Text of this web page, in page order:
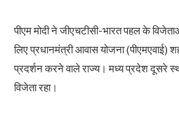
पीएम मोदी ने जीएचटीसी-भारत पहल के
लिए प्रधानमंत्री आवास योजना (पीएमएवाई)
प्रदर्शन करने वाले राज्य। मध्य प्रदेश दूसरे
विजेता रहा।